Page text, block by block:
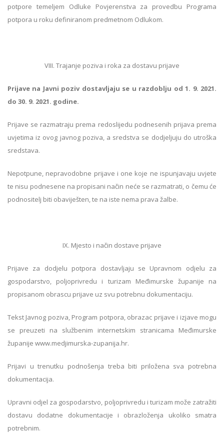
potpore temeljem Odluke Povjerenstva za provedbu Programa
potpora u roku definiranom predmetnom Odlukom.
VIII. Trajanje poziva i roka za dostavu prijave
Prijave na Javni poziv dostavljaju se u razdoblju od 1. 9. 2021.
do 30. 9. 2021. godine.
Prijave se razmatraju prema redoslijedu podnesenih prijava prema
uvjetima iz ovog javnog poziva, a sredstva se dodjeljuju do utroška
sredstava.
Nepotpune, nepravodobne prijave i one koje ne ispunjavaju uvjete
te nisu podnesene na propisani način neće se razmatrati, o čemu će
podnositelj biti obaviješten, te na iste nema prava žalbe.
IX. Mjesto i način dostave prijave
Prijave za dodjelu potpora dostavljaju se Upravnom odjelu za
gospodarstvo, poljoprivredu i turizam Međimurske županije na
propisanom obrascu prijave uz svu potrebnu dokumentaciju.
Tekst Javnog poziva, Program potpora, obrazac prijave i izjave mogu
se preuzeti na službenim internetskim stranicama Međimurske
županije www.medjimurska-zupanija.hr.
Prijavi u trenutku podnošenja treba biti priložena sva potrebna
dokumentacija.
Upravni odjel za gospodarstvo, poljoprivredu i turizam može zatražiti
dostavu dodatne dokumentacije i obrazloženja ukoliko smatra
potrebnim.